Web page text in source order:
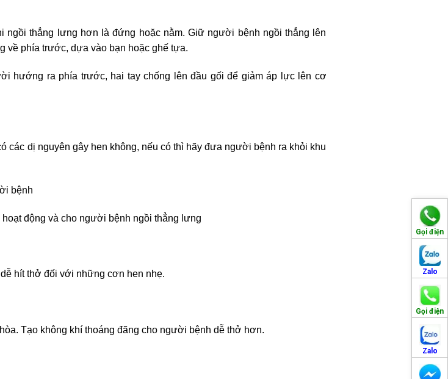
Gọi điện
Zalo
Gọi điện
Zalo
ngồi thẳng lưng hơn là đứng hoặc nằm. Giữ người bệnh ngồi thẳng lên
phía trước, dựa vào bạn hoặc ghế tựa.
hướng ra phía trước, hai tay chống lên đầu gối để giảm áp lực lên cơ
các dị nguyên gây hen không, nếu có thì hãy đưa người bệnh ra khỏi khu
bệnh
động và cho người bệnh ngồi thẳng lưng
hít thở đối với những cơn hen nhẹ.
Tạo không khí thoáng đãng cho người bệnh dễ thở hơn.